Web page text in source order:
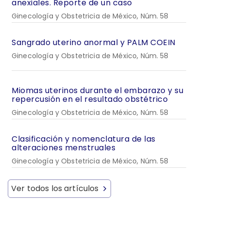
anexiales. Reporte de un caso
Ginecología y Obstetricia de México, Núm. 58
Sangrado uterino anormal y PALM COEIN
Ginecología y Obstetricia de México, Núm. 58
Miomas uterinos durante el embarazo y su
repercusión en el resultado obstétrico
Ginecología y Obstetricia de México, Núm. 58
Clasificación y nomenclatura de las
alteraciones menstruales
Ginecología y Obstetricia de México, Núm. 58
Ver todos los artículos